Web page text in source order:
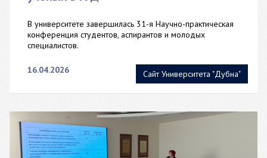
Сайт Университета "Дубна"
В университете завершилась 31-я Научно-практическая
конференция студентов, аспирантов и молодых
специалистов.
16.04.2026